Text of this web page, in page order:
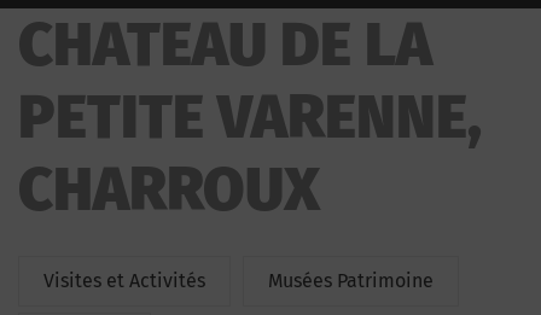
VARENNE
CHATEAU DE LA
PETITE VARENNE,
CHARROUX
Visites et Activités Musées Patrimoine